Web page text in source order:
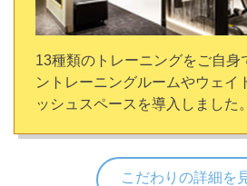
13種類のトレーニングをご自身
ントレーニングルームやウェイ
ッシュスペースを導入しました。
こだわりの詳細を